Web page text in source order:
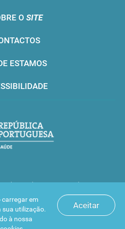
Aceitar
carregar em
sua utilização.
à nossa
O SITE
ESTAMOS
os direitos reservados